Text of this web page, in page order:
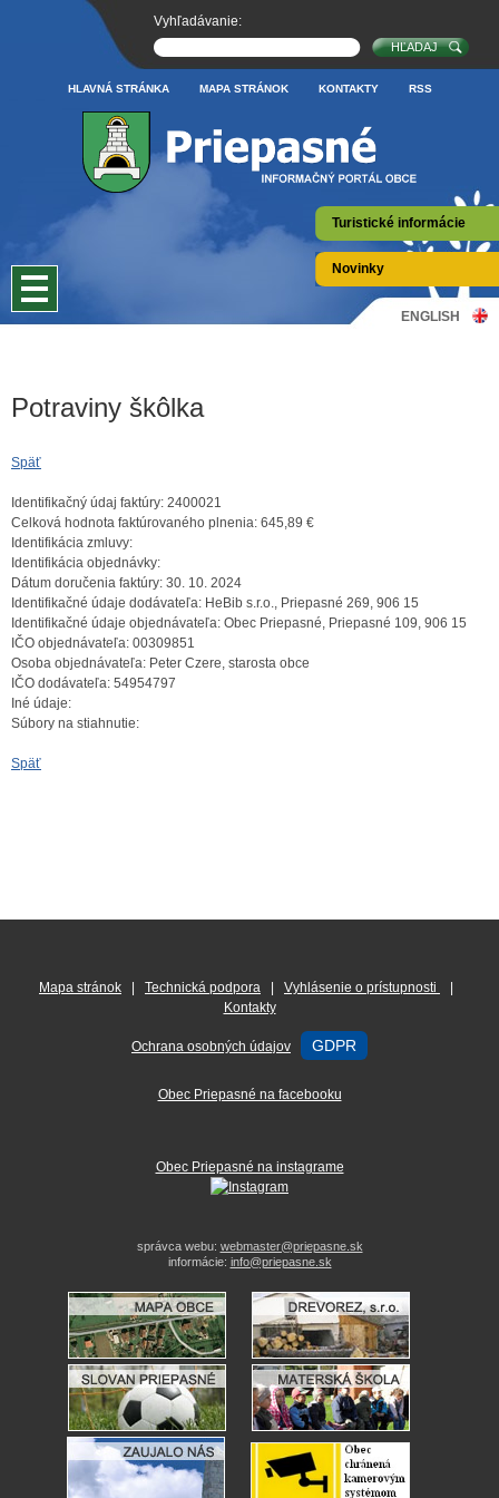
Turistické informácie
Novinky
HLAVNÁ STRÁNKA MAPA STRÁNOK KONTAKTY RSS
Vyhľadávanie:
ENGLISH
Potraviny škôlka
Späť
Identifikačný údaj faktúry: 2400021
Celková hodnota faktúrovaného plnenia: 645,89 €
Identifikácia zmluvy:
Identifikácia objednávky:
Dátum doručenia faktúry: 30. 10. 2024
Identifikačné údaje dodávateľa: HeBib s.r.o., Priepasné 269, 906 15
Identifikačné údaje objednávateľa: Obec Priepasné, Priepasné 109, 906 15
IČO objednávateľa: 00309851
Osoba objednávateľa: Peter Czere, starosta obce
IČO dodávateľa: 54954797
Iné údaje:
Súbory na stiahnutie:
Späť
Mapa stránok Technická podpora Vyhlásenie o prístupnosti
Kontakty
Ochrana osobných údajov GDPR
Obec Priepasné na facebooku
Obec Priepasné na instagrame
správca webu: webmaster@priepasne.sk
informácie: info@priepasne.sk